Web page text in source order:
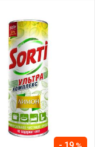
19